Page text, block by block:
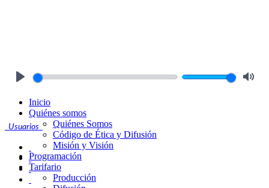
Usuarios
Inicio
Quiénes somos
Quiénes Somos
Código de Ética y Difusión
Misión y Visión
Programación
Tarifario
Producción